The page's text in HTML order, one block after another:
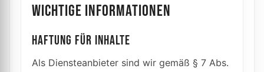
WICHTIGE INFORMATIONEN
HAFTUNG FÜR INHALTE
Als Diensteanbieter sind wir gemäß § 7 Abs.